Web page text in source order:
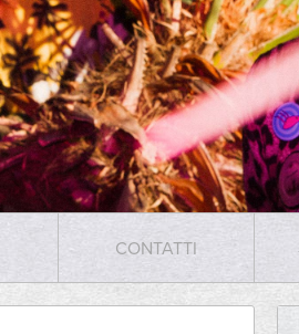
CONTATTI